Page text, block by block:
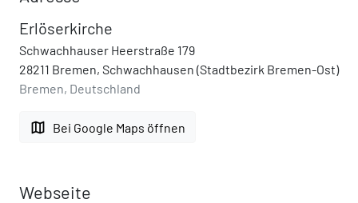
Erlöserkirche
Schwachhauser Heerstraße 179
28211 Bremen, Schwachhausen (Stadtbezirk Bremen-Ost)
Bremen, Deutschland
map Bei Google Maps öffnen
Webseite